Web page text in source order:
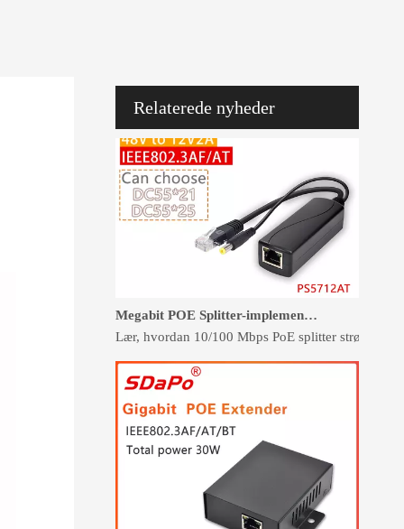
Relaterede nyheder
Megabit POE Splitter-implementering til sikkerheds- og adgangskontrolsystemer
Lær, hvordan 10/100 Mbps PoE splitter